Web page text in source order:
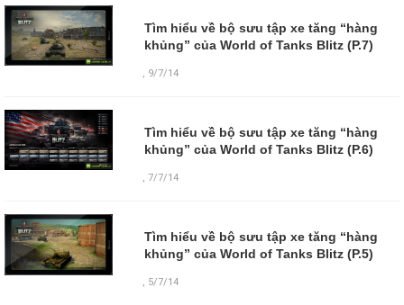
Tìm hiểu về bộ sưu tập xe tăng “hàng
khủng” của World of Tanks Blitz (P.7)
, 9/7/14
Tìm hiểu về bộ sưu tập xe tăng “hàng
khủng” của World of Tanks Blitz (P.6)
,7/7/14
Tìm hiểu về bộ sưu tập xe tăng “hàng
khủng” của World of Tanks Blitz (P.5)
, 5/7/14